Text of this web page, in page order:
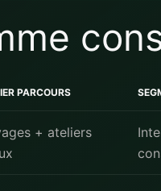
PARCOURS
+ ateliers